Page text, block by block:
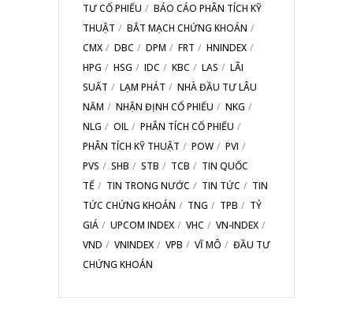
TƯ CỔ PHIẾU
BÁO CÁO PHÂN TÍCH KỸ
THUẬT
BẮT MẠCH CHỨNG KHOÁN
CMX
DBC DPM FRT
HNINDEX
HPG
HSG IDC KBC LAS
LÃI
SUẤT
LẠM PHÁT
NHÀ ĐẦU TƯ LÂU
NĂM
NHẬN ĐỊNH CỔ PHIẾU
NKG
NLG
OIL
PHÂN TÍCH CỔ PHIẾU
PHÂN TÍCH KỸ THUẬT
POW
PVI
PVS
SHB STB TCB
TIN QUỐC
TẾ
TIN TRONG NƯỚC TIN TỨC
TIN
TỨC CHỨNG KHOÁN
TNG TPB
TỶ
GIÁ
UPCOM INDEX VHC
VN-INDEX
VND
VNINDEX VPB VĨ MÔ
ĐẦU TƯ
CHỨNG KHOÁN